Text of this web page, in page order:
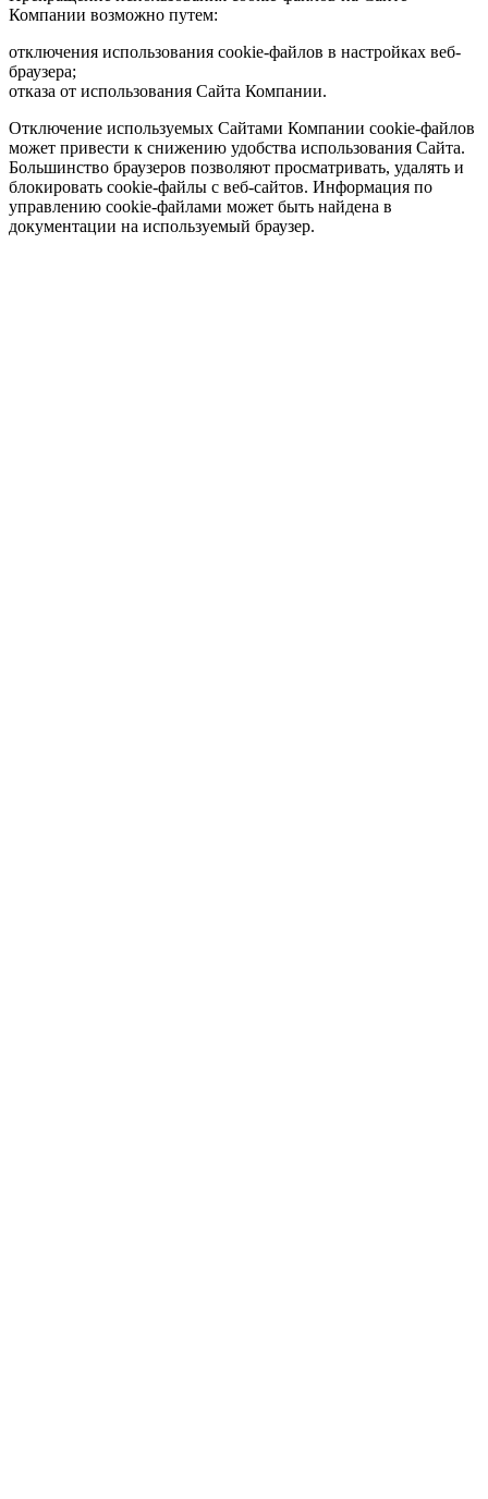
Компании возможно путем:
отключения использования cookie-файлов в настройках веб-
браузера;
отказа от использования Сайта Компании.
Отключение используемых Сайтами Компании cookie-файлов
может привести к снижению удобства использования Сайта.
Большинство браузеров позволяют просматривать, удалять и
блокировать cookie-файлы c веб-сайтов. Информация по
управлению cookie-файлами может быть найдена в
документации на используемый браузер.